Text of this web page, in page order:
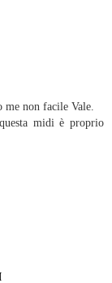
me non facile Vale.
midi è proprio